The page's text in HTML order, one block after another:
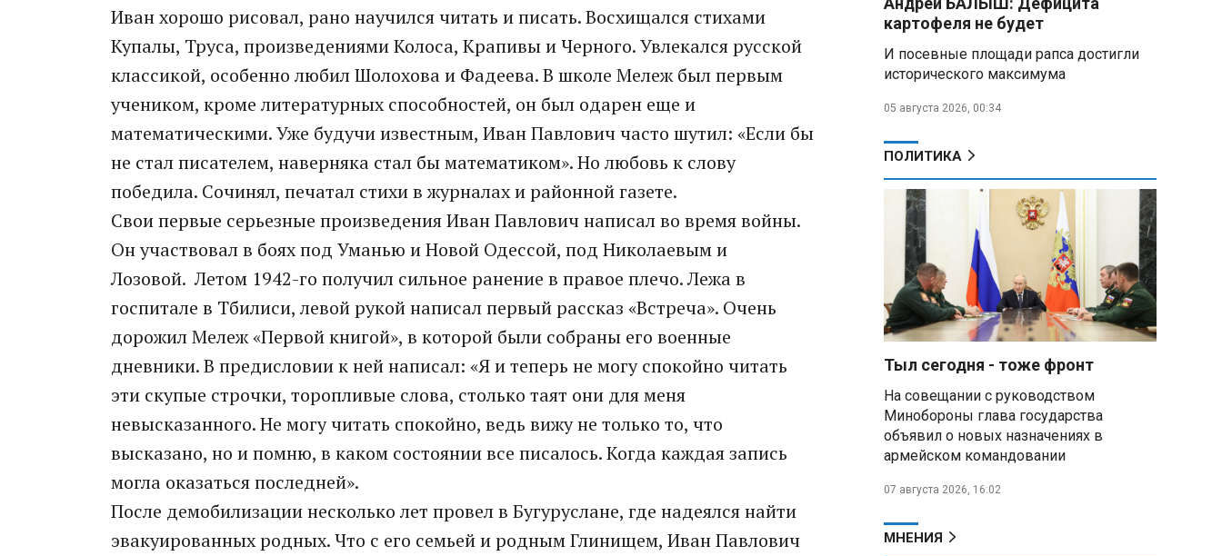
Иван хорошо рисовал, рано научился читать и писать. Восхищался стихами
Купалы, Труса, произведениями Колоса, Крапивы и Черного. Увлекался русской
классикой, особенно любил Шолохова и Фадеева. В школе Мележ был первым
учеником, кроме литературных способностей, он был одарен еще и
математическими. Уже будучи известным, Иван Павлович часто шутил: «Если бы
не стал писателем, наверняка стал бы математиком». Но любовь к слову
победила. Сочинял, печатал стихи в журналах и районной газете.
Свои первые серьезные произведения Иван Павлович написал во время войны.
Он участвовал в боях под Уманью и Новой Одессой, под Николаевым и
Лозовой. Летом 1942-го получил сильное ранение в правое плечо. Лежа в
госпитале в Тбилиси, левой рукой написал первый рассказ «Встреча». Очень
дорожил Мележ «Первой книгой», в которой были собраны его военные
дневники. В предисловии к ней написал: «Я и теперь не могу спокойно читать
эти скупые строчки, торопливые слова, столько таят они для меня
невысказанного. Не могу читать спокойно, ведь вижу не только то, что
высказано, но и помню, в каком состоянии все писалось. Когда каждая запись
могла оказаться последней».
После демобилизации несколько лет провел в Бугуруслане, где надеялся найти
эвакуированных родных. Что с его семьей и родным Глинищем, Иван Павлович
Алесандр Лукашенко назвал
работу сельской торговли
возмутился «просрочкой и
тухлятиной»
Владимир Путин обсудил с
меры по защите инфраструктуры
Минобороны РФ: «Искандер»
уничтожил эшелон с техникой
ВСУ в Днепропетровской
области
Главы правительств ЕАЭС
подписали три соглашения по
e‑торговле, биржевому рынку и
ученым званиям
Александр Лукашенко:
Хотите «собирать сливки» в
городах — отвечайте и за
отдалённые деревни
Минобороны РФ: установлен
Харьковской области
картофеля не будет
И посевные площади рапса достигли
исторического максимума
05 августа 2026, 00:34
ПОЛИТИКА
Тыл сегодня - тоже фронт
На совещании с руководством
Минобороны глава государства
объявил о новых назначениях в
армейском командовании
07 августа 2026, 16:02
МНЕНИЯ